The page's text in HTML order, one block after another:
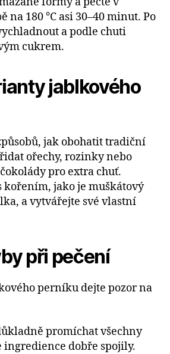
na 180 °C asi 30–40 minut. Po
a podle chuti
cukrem.
jablkového
jak obohatit tradiční
ořechy, rozinky nebo
pro extra chuť.
kořením, jako je muškátový
a vytvářejte své vlastní
při pečení
perníku dejte pozor na
promíchat všechny
ingredience dobře spojily.